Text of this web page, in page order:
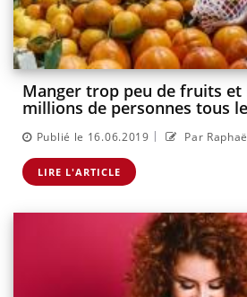
Manger trop peu de fruits et
millions de personnes tous
Publié le 16.06.2019 | Par
LIRE L'ARTICLE